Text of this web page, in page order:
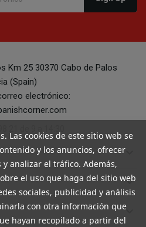
Km 25 30370 Cabo de Palos
(Spain)
electrónico:
keyboard_arrow_down
keyboard_arrow_down
keyboard_arrow_down
Las cookies de este sitio web se
y los anuncios, ofrecer
analizar el tráfico. Además,
el uso que haga del sitio web
sociales, publicidad y análisis
con otra información que
hayan recopilado a partir del